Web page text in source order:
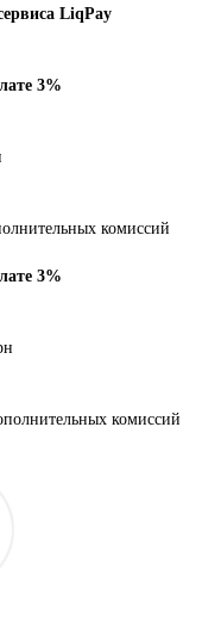
LiqPay
3%
комиссий
3%
комиссий